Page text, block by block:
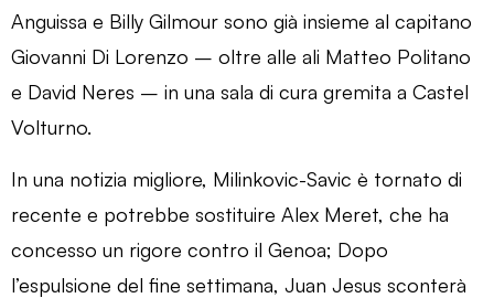
Anguissa e Billy Gilmour sono già insieme al capitano
Giovanni Di Lorenzo – oltre alle ali Matteo Politano
e David Neres – in una sala di cura gremita a Castel
Volturno.
In una notizia migliore, Milinkovic-Savic è tornato di
recente e potrebbe sostituire Alex Meret, che ha
concesso un rigore contro il Genoa; Dopo
l’espulsione del fine settimana, Juan Jesus sconterà